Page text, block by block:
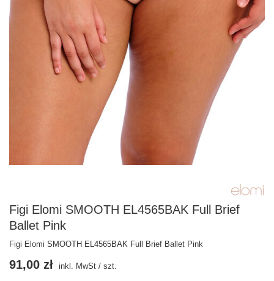
Figi Elomi SMOOTH EL4565BAK Full Brief
Ballet Pink
Figi Elomi SMOOTH EL4565BAK Full Brief Ballet Pink
91,00 zł inkl. MwSt / szt.